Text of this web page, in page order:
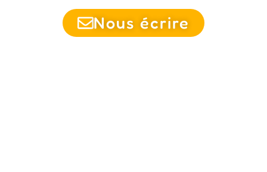
Nous écrire